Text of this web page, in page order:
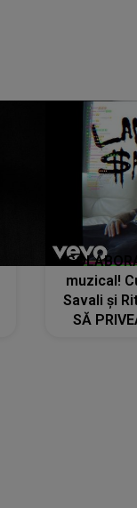
muzical!
Savali și
SĂ